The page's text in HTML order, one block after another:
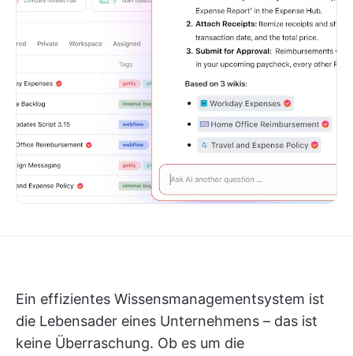
Ein effizientes Wissensmanagementsystem ist
die Lebensader eines Unternehmens – das ist
keine Überraschung. Ob es um die